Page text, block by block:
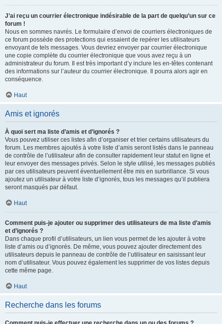
J’ai reçu un courrier électronique indésirable de la part de quelqu’un sur ce
forum !
Nous en sommes navrés. Le formulaire d’envoi de courriers électroniques de
ce forum possède des protections qui essaient de repérer les utilisateurs
envoyant de tels messages. Vous devriez envoyer par courrier électronique
une copie complète du courrier électronique que vous avez reçu à un
administrateur du forum. Il est très important d’y inclure les en-têtes contenant
des informations sur l’auteur du courrier électronique. Il pourra alors agir en
conséquence.
Haut
Amis et ignorés
À quoi sert ma liste d’amis et d’ignorés ?
Vous pouvez utiliser ces listes afin d’organiser et trier certains utilisateurs du
forum. Les membres ajoutés à votre liste d’amis seront listés dans le panneau
de contrôle de l’utilisateur afin de consulter rapidement leur statut en ligne et
leur envoyer des messages privés. Selon le style utilisé, les messages publiés
par ces utilisateurs peuvent éventuellement être mis en surbrillance. Si vous
ajoutez un utilisateur à votre liste d’ignorés, tous les messages qu’il publiera
seront masqués par défaut.
Haut
Comment puis-je ajouter ou supprimer des utilisateurs de ma liste d’amis
et d’ignorés ?
Dans chaque profil d’utilisateurs, un lien vous permet de les ajouter à votre
liste d’amis ou d’ignorés. De même, vous pouvez ajouter directement des
utilisateurs depuis le panneau de contrôle de l’utilisateur en saisissant leur
nom d’utilisateur. Vous pouvez également les supprimer de vos listes depuis
cette même page.
Haut
Recherche dans les forums